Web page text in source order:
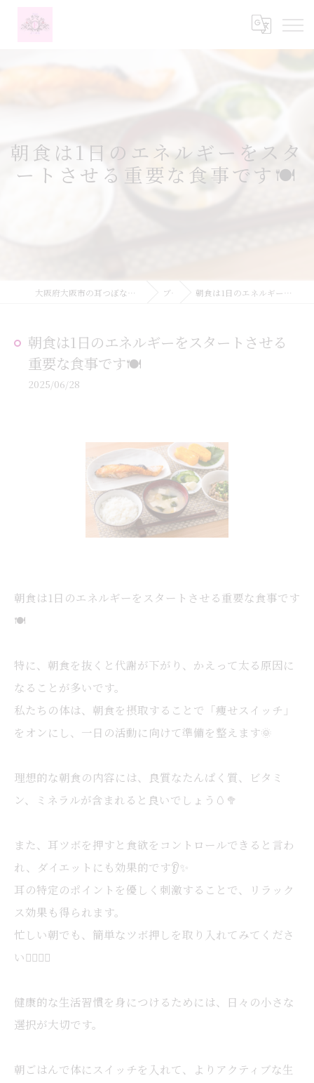
朝食は1日のエネルギーをスタ
ートさせる重要な食事です🍽️
大阪府大阪市の耳つぼなら耳つぼダイエットサロンふーみん ブログ 朝食は1日のエネルギーをスタートさせる重要な食事です🍽️
朝食は1日のエネルギーをスタートさせる
重要な食事です🍽️
2025/06/28
朝食は1日のエネルギーをスタートさせる重要な食事です
🍽️
特に、朝食を抜くと代謝が下がり、かえって太る原因に
なることが多いです。
私たちの体は、朝食を摂取することで「痩せスイッチ」
をオンにし、一日の活動に向けて準備を整えます🌞
理想的な朝食の内容には、良質なたんぱく質、ビタミ
ン、ミネラルが含まれると良いでしょう🥚🥦
また、耳ツボを押すと食欲をコントロールできると言わ
れ、ダイエットにも効果的です👂✨
耳の特定のポイントを優しく刺激することで、リラック
ス効果も得られます。
忙しい朝でも、簡単なツボ押しを取り入れてみてくださ
い💆‍♀️💆‍♂️
健康的な生活習慣を身につけるためには、日々の小さな
選択が大切です。
朝ごはんで体にスイッチを入れて、よりアクティブな生